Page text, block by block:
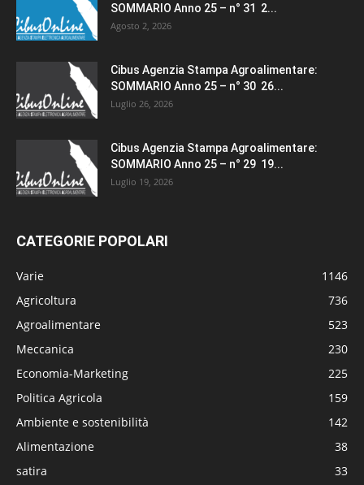
SOMMARIO Anno 25 – n° 31 2...
Agosto 2, 2026
Cibus Agenzia Stampa Agroalimentare:
SOMMARIO Anno 25 – n° 30 26...
Luglio 26, 2026
Cibus Agenzia Stampa Agroalimentare:
SOMMARIO Anno 25 – n° 29 19...
Luglio 19, 2026
CATEGORIE POPOLARI
Varie
1146
Agricoltura
736
Agroalimentare
523
Meccanica
230
Economia-Marketing
225
Politica Agricola
159
Ambiente e sostenibilità
142
Alimentazione
38
satira
33